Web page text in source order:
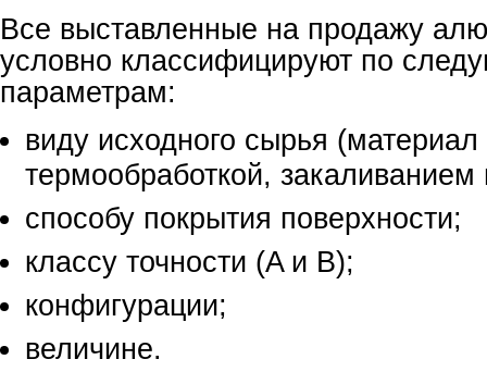
Все выставленные на продажу
условно классифицируют по
параметрам:
виду исходного сырья (материал
термообработкой, закаливанием
способу покрытия поверхности;
классу точности (A и B);
конфигурации;
величине.